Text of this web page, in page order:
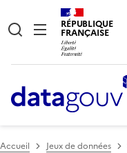
RÉPUBLIQUE
FRANÇAISE
Accueil Jeux de données